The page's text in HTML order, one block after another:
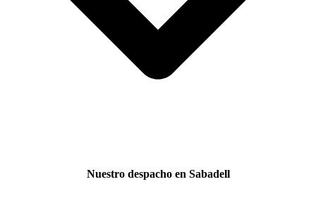
Nuestro despacho en Sabadell